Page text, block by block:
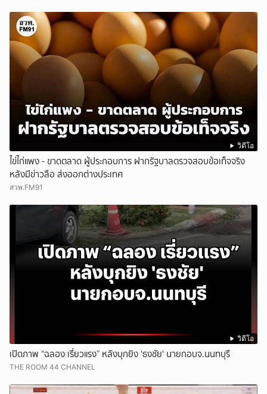
วิดีโอ
ไข่ไก่แพง - ขาดตลาด ผู้ประกอบการ ฝากรัฐบาลตรวจสอบข้อเท็จจริง
หลังมีข่าวลือ ส่งออกต่างประเทศ
สวพ.FM91
วิดีโอ
เปิดภาพ “ฉลอง เรี่ยวแรง” หลังบุกยิง 'ธงชัย' นายกอบจ.นนทบุรี
THE ROOM 44 CHANNEL